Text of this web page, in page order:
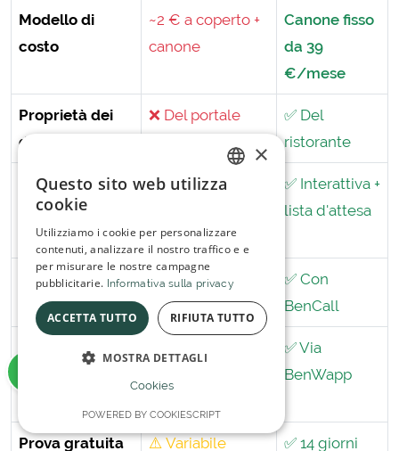
Modello di
costo
~2 € a coperto +
canone
Canone fisso
da 39
€/mese
Proprietà dei
dati clienti
❌ Del portale
✅ Del
ristorante
Pianta sala e
assegnazione
tavoli
⚠️ Limitata
✅ Interattiva +
lista d'attesa
Prenotazioni
telefoniche (AI)
❌
✅ Con
BenCall
Conferme e
✅ Via
BenWapp
Prova gratuita ⚠️ Variabile ✅ 14 giorni
×
Questo sito web utilizza
cookie
Utilizziamo i cookie per personalizzare
contenuti, analizzare il nostro traffico e e
per misurare le nostre campagne
pubblicitarie. Informativa sulla privacy
ACCETTA TUTTO RIFIUTA TUTTO
MOSTRA DETTAGLI
Cookies
POWERED BY COOKIESCRIPT